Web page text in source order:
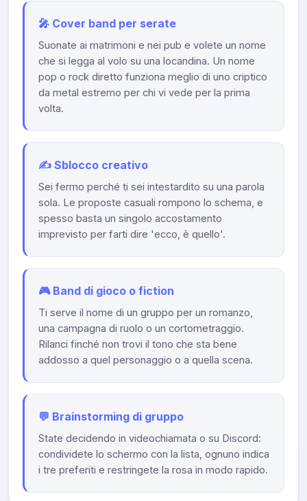
🎤 Cover band per serate
Suonate ai matrimoni e nei pub e volete un nome
che si legga al volo su una locandina. Un nome
pop o rock diretto funziona meglio di uno criptico
da metal estremo per chi vi vede per la prima
volta.
✍️ Sblocco creativo
Sei fermo perché ti sei intestardito su una parola
sola. Le proposte casuali rompono lo schema, e
spesso basta un singolo accostamento
imprevisto per farti dire 'ecco, è quello'.
🎮 Band di gioco o fiction
Ti serve il nome di un gruppo per un romanzo,
una campagna di ruolo o un cortometraggio.
Rilanci finché non trovi il tono che sta bene
addosso a quel personaggio o a quella scena.
💬 Brainstorming di gruppo
State decidendo in videochiamata o su Discord:
condividete lo schermo con la lista, ognuno indica
i tre preferiti e restringete la rosa in modo rapido.